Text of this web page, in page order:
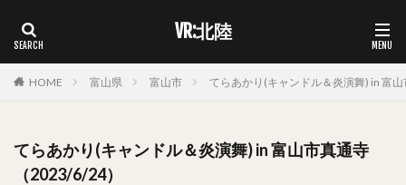
VR:北陸
HOME 富山県 富山市 てらあかり(キャンドル＆炎演舞) in 富
てらあかり(キャンドル＆炎演舞) in 富山市真通寺
（2023/6/24）